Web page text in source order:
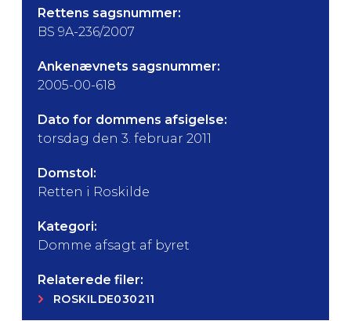
Rettens sagsnummer:
BS 9A-236/2007
Ankenævnets sagsnummer:
2005-00-618
Dato for dommens afsigelse:
torsdag den 3. februar 2011
Domstol:
Retten i Roskilde
Kategori:
Domme afsagt af byret
Relaterede filer:
ROSKILDE030211